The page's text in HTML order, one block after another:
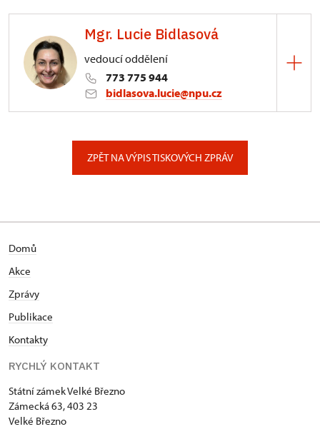
3/, Sychrov 3
Mgr. Lucie Bidlasová
vedoucí oddělení
773 775 944
bidlasova.lucie@npu.cz
ZPĚT NA VÝPIS TISKOVÝCH ZPRÁV
Domů
Akce
Zprávy
Publikace
Kontakty
RYCHLÝ KONTAKT
Státní zámek Velké Březno
Zámecká 63, 403 23
Velké Březno